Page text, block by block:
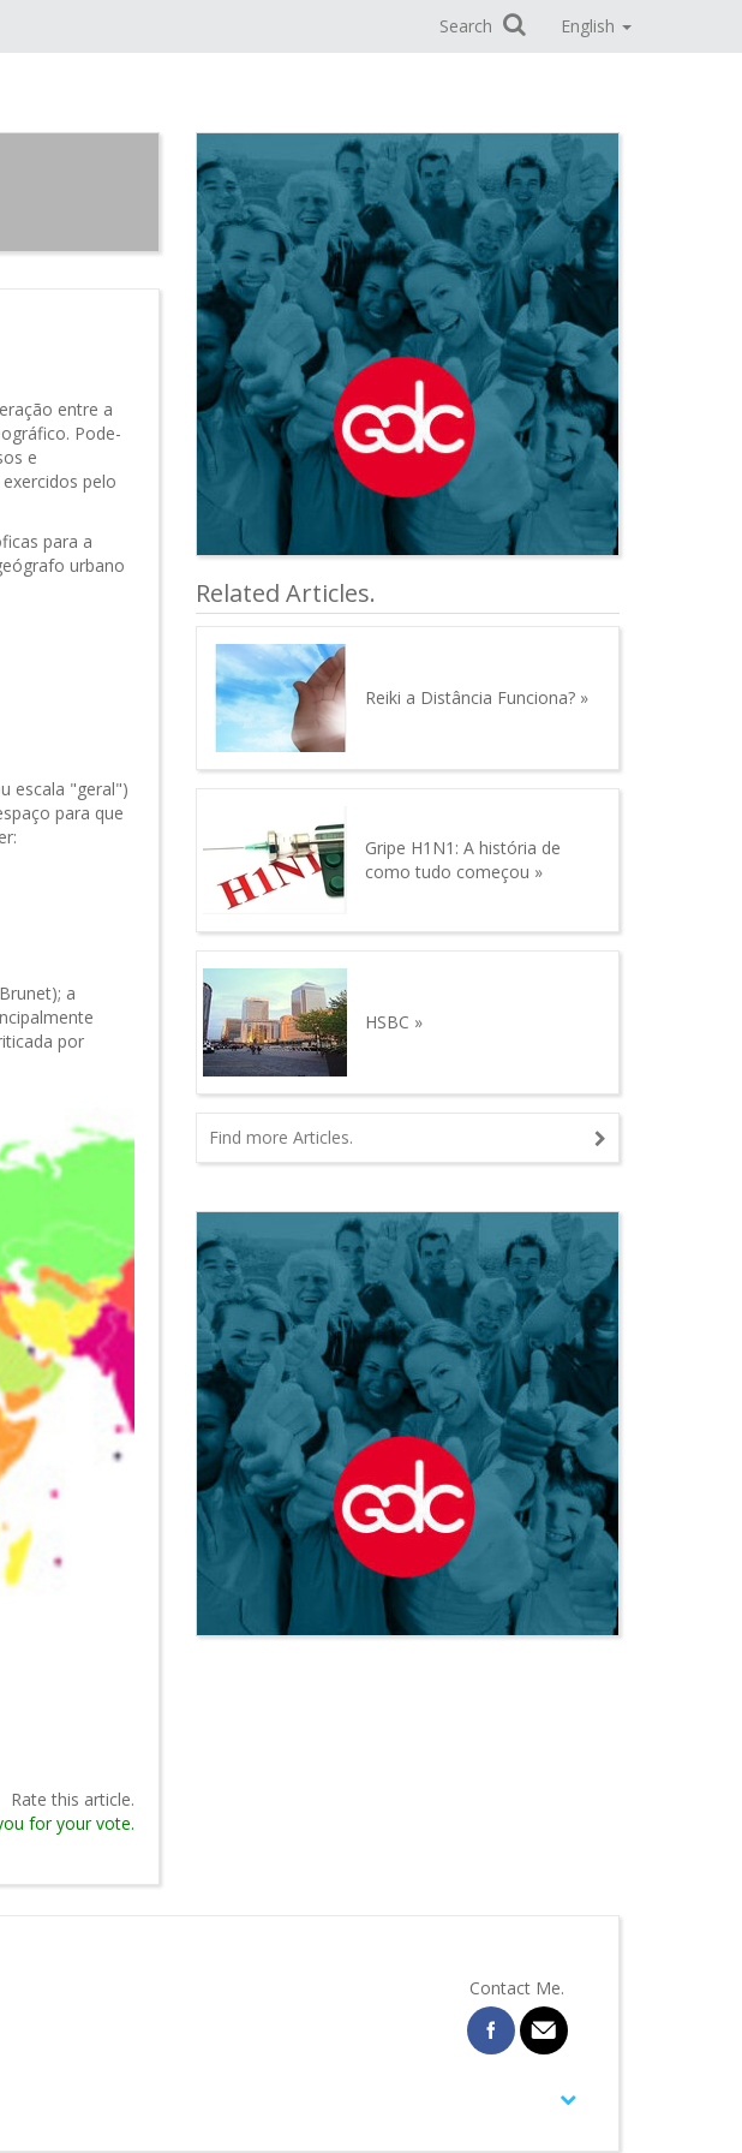
Search English
entre a
Pode-
e
pelo
para a
urbano
escala "geral")
para que
a
por
Rate this article.
for your vote.
Related Articles.
Reiki a Distância Funciona?
Gripe H1N1: A história de
como tudo começou
HSBC
Find more Articles.
Contact Me.